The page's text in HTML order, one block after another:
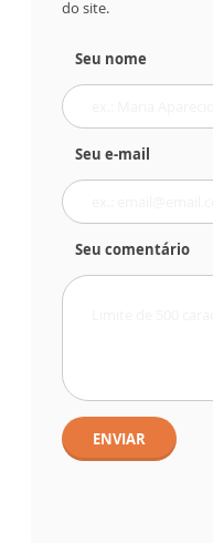
do site.
Seu nome
Seu e-mail
Seu comentário
ENVIAR